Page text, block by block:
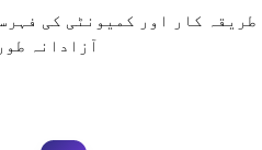
آزادانہ